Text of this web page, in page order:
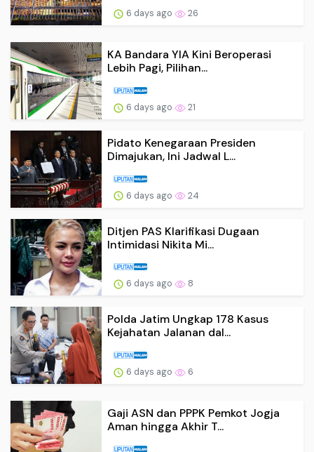
6 days ago 26
KA Bandara YIA Kini Beroperasi
Lebih Pagi, Pilihan...
6 days ago 21
Pidato Kenegaraan Presiden
Dimajukan, Ini Jadwal L...
6 days ago 24
Ditjen PAS Klarifikasi Dugaan
Intimidasi Nikita Mi...
6 days ago 8
Polda Jatim Ungkap 178 Kasus
Kejahatan Jalanan dal...
6 days ago 6
Gaji ASN dan PPPK Pemkot Jogja
Aman hingga Akhir T...